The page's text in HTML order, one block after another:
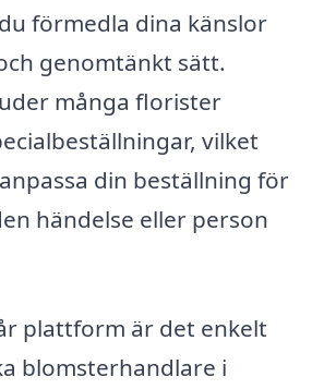
förmedla dina känslor
genomtänkt sätt.
många florister
vilket
din beställning för
händelse eller person
plattform är det enkelt
blomsterhandlare i